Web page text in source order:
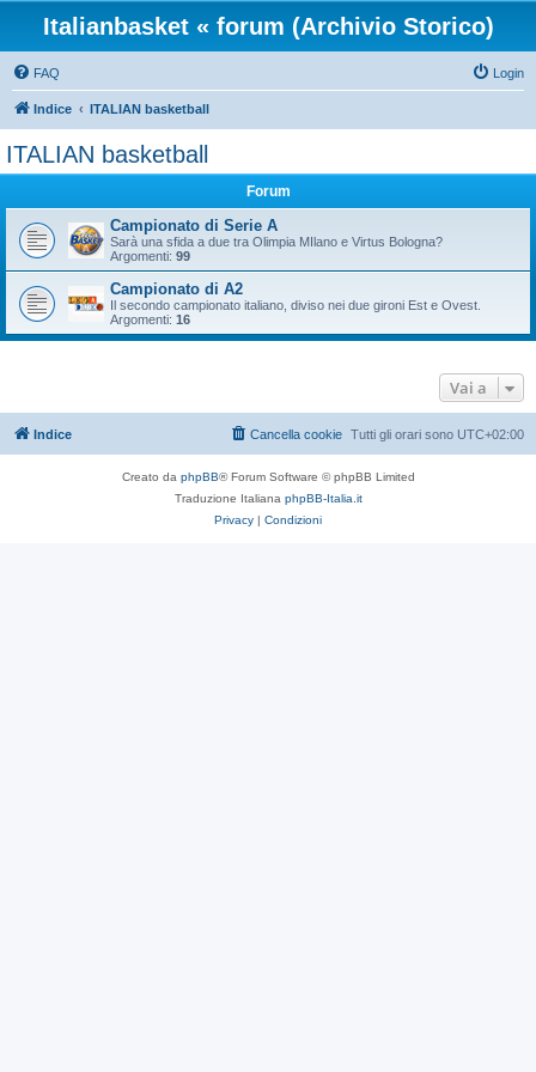
Italianbasket « forum (Archivio Storico)
FAQ Login
Indice ITALIAN basketball
ITALIAN basketball
Forum
Campionato di Serie A
Sarà una sfida a due tra Olimpia MIlano e Virtus Bologna?
Argomenti: 99
Campionato di A2
Il secondo campionato italiano, diviso nei due gironi Est e Ovest.
Argomenti: 16
Vai a
Indice Tutti gli orari sono UTC+02:00
Cancella cookie
Creato da phpBB® Forum Software © phpBB Limited
Traduzione Italiana phpBB-Italia.it
Privacy | Condizioni